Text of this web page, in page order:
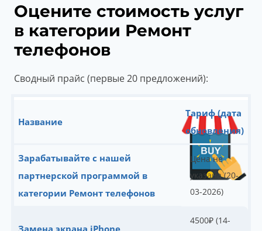
Оцените стоимость услуг
в категории Ремонт
телефонов
Сводный прайс (первые 20 предложений):
Название
Тариф (дата
обновления)
Зарабатывайте с нашей
партнерской программой в
категории Ремонт телефонов
Цена не
указана (20-
03-2026)
Замена экрана iPhone
4500₽ (14-